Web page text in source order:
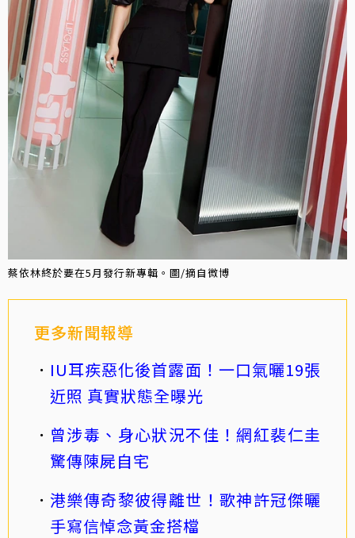
蔡依林終於要在5月發行新專輯。圖/摘自微博
更多新聞報導
IU耳疾惡化後首露面！一口氣曬19張
近照 真實狀態全曝光
曾涉毒、身心狀況不佳！網紅裴仁圭
驚傳陳屍自宅
港樂傳奇黎彼得離世！歌神許冠傑曬
手寫信悼念黃金搭檔